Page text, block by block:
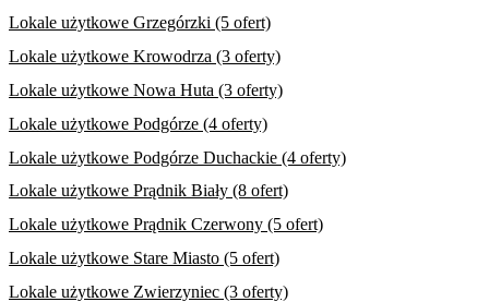
Lokale użytkowe Grzegórzki (5 ofert)
Lokale użytkowe Krowodrza (3 oferty)
Lokale użytkowe Nowa Huta (3 oferty)
Lokale użytkowe Podgórze (4 oferty)
Lokale użytkowe Podgórze Duchackie (4 oferty)
Lokale użytkowe Prądnik Biały (8 ofert)
Lokale użytkowe Prądnik Czerwony (5 ofert)
Lokale użytkowe Stare Miasto (5 ofert)
Lokale użytkowe Zwierzyniec (3 oferty)